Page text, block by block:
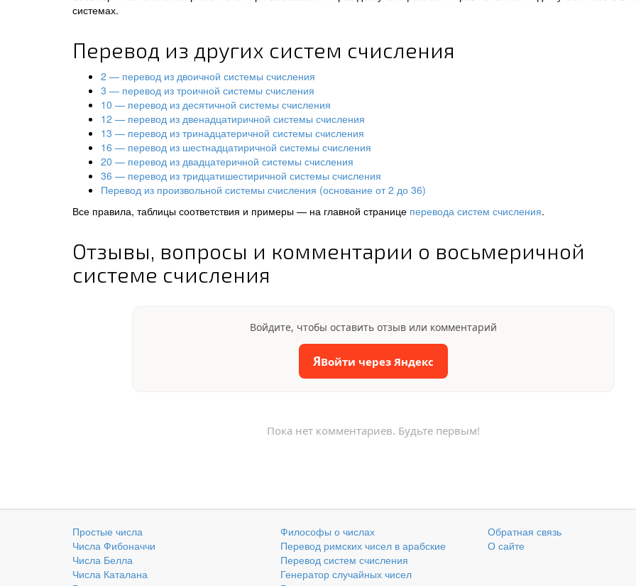
системах.
Перевод из других систем счисления
2 — перевод из двоичной системы счисления
3 — перевод из троичной системы счисления
10 — перевод из десятичной системы счисления
12 — перевод из двенадцатиричной системы счисления
13 — перевод из тринадцатеричной системы счисления
16 — перевод из шестнадцатиричной системы счисления
20 — перевод из двадцатеричной системы счисления
36 — перевод из тридцатишестиричной системы счисления
Перевод из произвольной системы счисления (основание от 2 до 36)
Все правила, таблицы соответствия и примеры — на главной странице перевода систем счисления.
Отзывы, вопросы и комментарии о восьмеричной
системе счисления
Войдите, чтобы оставить отзыв или комментарий
ЯВойти через Яндекс
Пока нет комментариев. Будьте первым!
Простые числа
Числа Фибоначчи
Числа Белла
Числа Каталана
Философы о числах
Перевод римских чисел в арабские
Перевод систем счисления
Генератор случайных чисел
Обратная связь
О сайте